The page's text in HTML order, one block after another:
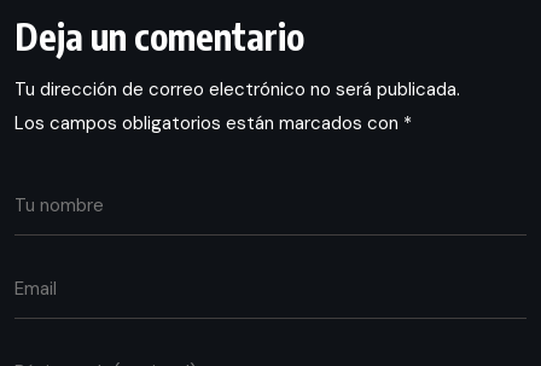
Deja un comentario
Tu dirección de correo electrónico no será publicada.
Los campos obligatorios están marcados con *